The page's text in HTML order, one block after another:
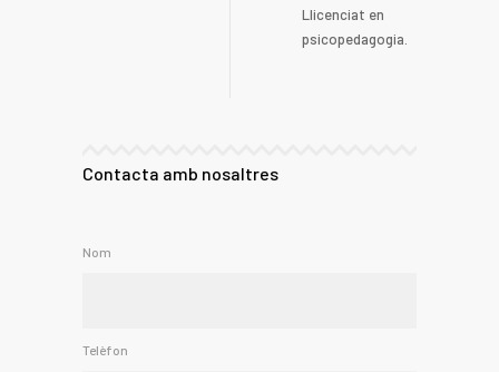
Llicenciat en
psicopedagogia.
Contacta amb nosaltres
Nom
Telèfon